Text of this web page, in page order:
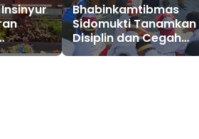
Bhabinkamtibmas
Sidomukti Tanamkan
Disiplin dan Cegah
Perundungan Sejak